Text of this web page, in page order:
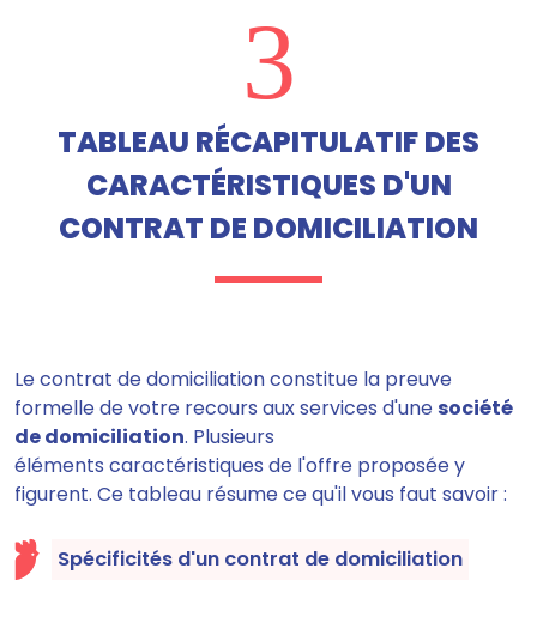
3
TABLEAU RÉCAPITULATIF DES
CARACTÉRISTIQUES D'UN
CONTRAT DE DOMICILIATION
Le contrat de domiciliation constitue la preuve
formelle de votre recours aux services d'une société
de domiciliation. Plusieurs
éléments caractéristiques de l'offre proposée y
figurent. Ce tableau résume ce qu'il vous faut savoir :
Spécificités d'un contrat de domiciliation